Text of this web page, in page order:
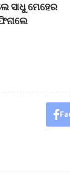
ସାଧୁ ମେହେର